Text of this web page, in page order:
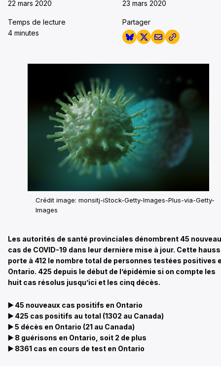
22 mars 2020
23 mars 2020
Temps de lecture
4 minutes
Partager
Crédit image: monsitj-iStock-Getty-Images-Plus-via-Getty-
Images
Les autorités de santé provinciales dénombrent 45
cas de COVID-19 dans leur dernière mise à jour. Cette
porte à 412 le nombre total de personnes testées positives
Ontario. 425 depuis le début de l’épidémie si on compte les
huit cas résolus jusqu’ici et les cinq décès.
▶️ 45 nouveaux cas positifs en Ontario
▶️ 425 cas positifs au total (1302 au Canada)
▶️5 décès en Ontario (21 au Canada)
▶️ 8 guérisons en Ontario, soit 2 de plus
▶️ 8361 cas en cours de test en Ontario